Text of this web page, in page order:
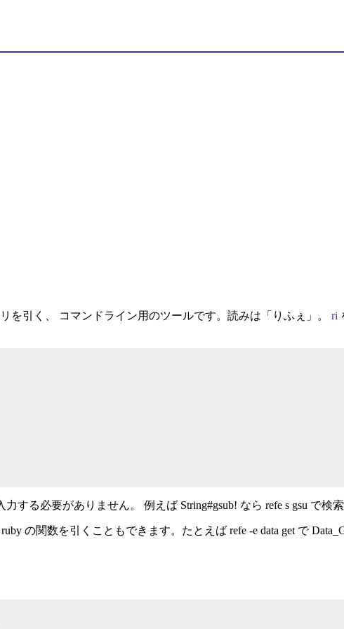
を引く、 コマンドライン用のツールです。読みは「りふぇ」。ri
る必要がありません。 例えば String#gsub! なら refe s gsu で検索
の関数を引くこともできます。たとえば refe -e data get で